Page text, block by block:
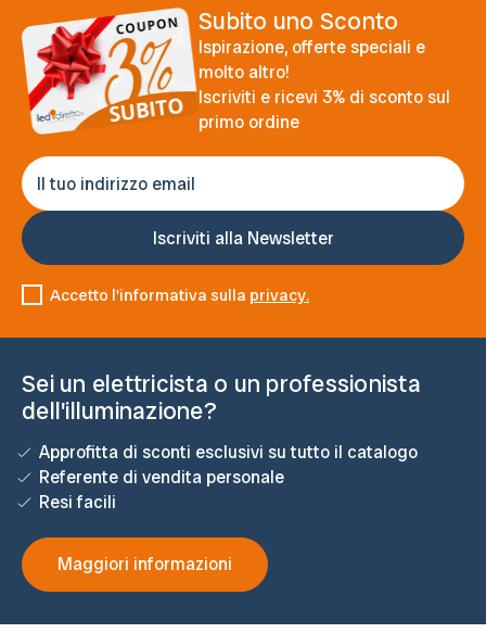
Subito uno Sconto
Ispirazione, offerte speciali e
molto altro!
Iscriviti e ricevi 3% di sconto sul
primo ordine
Accetto l'informativa sulla privacy.
Sei un elettricista o un professionista
dell'illuminazione?
Approfitta di sconti esclusivi su tutto il catalogo
Referente di vendita personale
Resi facili
Maggiori informazioni